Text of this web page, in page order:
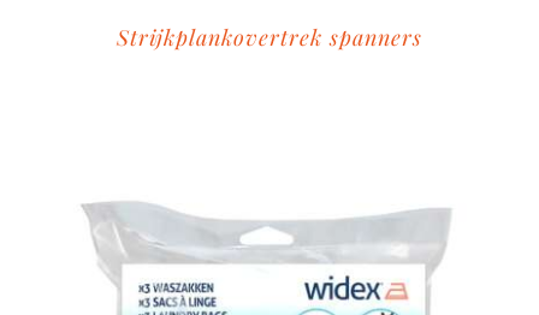
Strijkplankovertrek spanners